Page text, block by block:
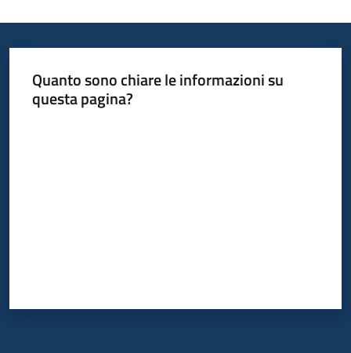
Quanto sono chiare le informazioni su
questa pagina?